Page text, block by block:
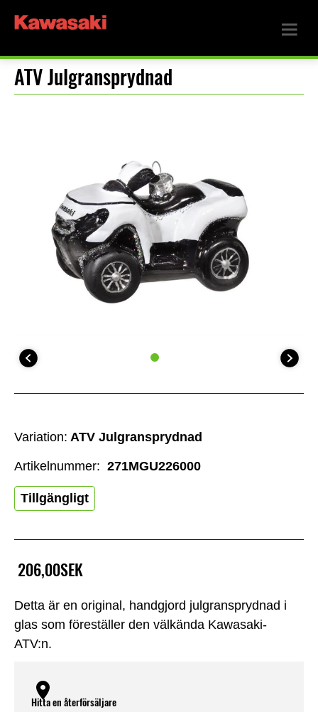
ATV Julgransprydnad
Detta är en original, handgjord julgransprydnad i
glas som föreställer den välkända Kawasaki-
ATV:n.
206,00SEK
Variation: ATV Julgransprydnad
Tillgängligt
Artikelnummer: 271MGU226000
Hitta en återförsäljare